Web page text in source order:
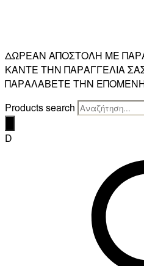
ΔΩΡΕΑΝ ΑΠΟΣΤΟΛΗ ΜΕ
ΚΑΝΤΕ ΤΗΝ ΠΑΡΑΓΓΕΛΙΑ
ΠΑΡΑΛΑΒΕΤΕ ΤΗΝ
Products search
D